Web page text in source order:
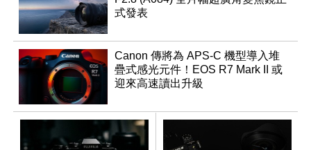
式發表
Canon 傳將為 APS-C 機型導入堆
疊式感光元件！EOS R7 Mark II 或
迎來高速讀出升級